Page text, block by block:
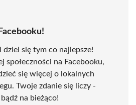
się tym co najlepsze!
społeczności na Facebooku,
się więcej o lokalnych
Twoje zdanie się liczy -
na bieżąco!